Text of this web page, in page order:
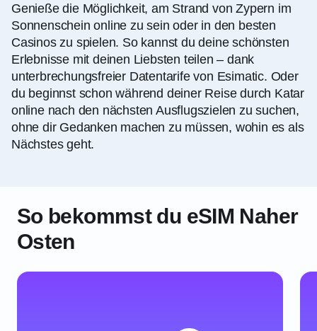
Genieße die Möglichkeit, am Strand von Zypern im
Sonnenschein online zu sein oder in den besten
Casinos zu spielen. So kannst du deine schönsten
Erlebnisse mit deinen Liebsten teilen – dank
unterbrechungsfreier Datentarife von Esimatic. Oder
du beginnst schon während deiner Reise durch Katar
online nach den nächsten Ausflugszielen zu suchen,
ohne dir Gedanken machen zu müssen, wohin es als
Nächstes geht.
So bekommst du eSIM Naher
Osten